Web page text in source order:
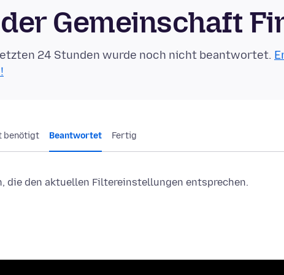
Gemeinschaft
24 Stunden wurde noch nicht beantwortet.
benötigt Beantwortet Fertig
die den aktuellen Filtereinstellungen entsprechen.